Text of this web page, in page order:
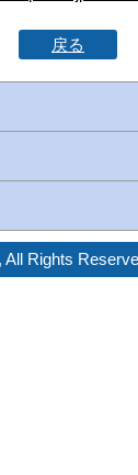
戻る
Rights